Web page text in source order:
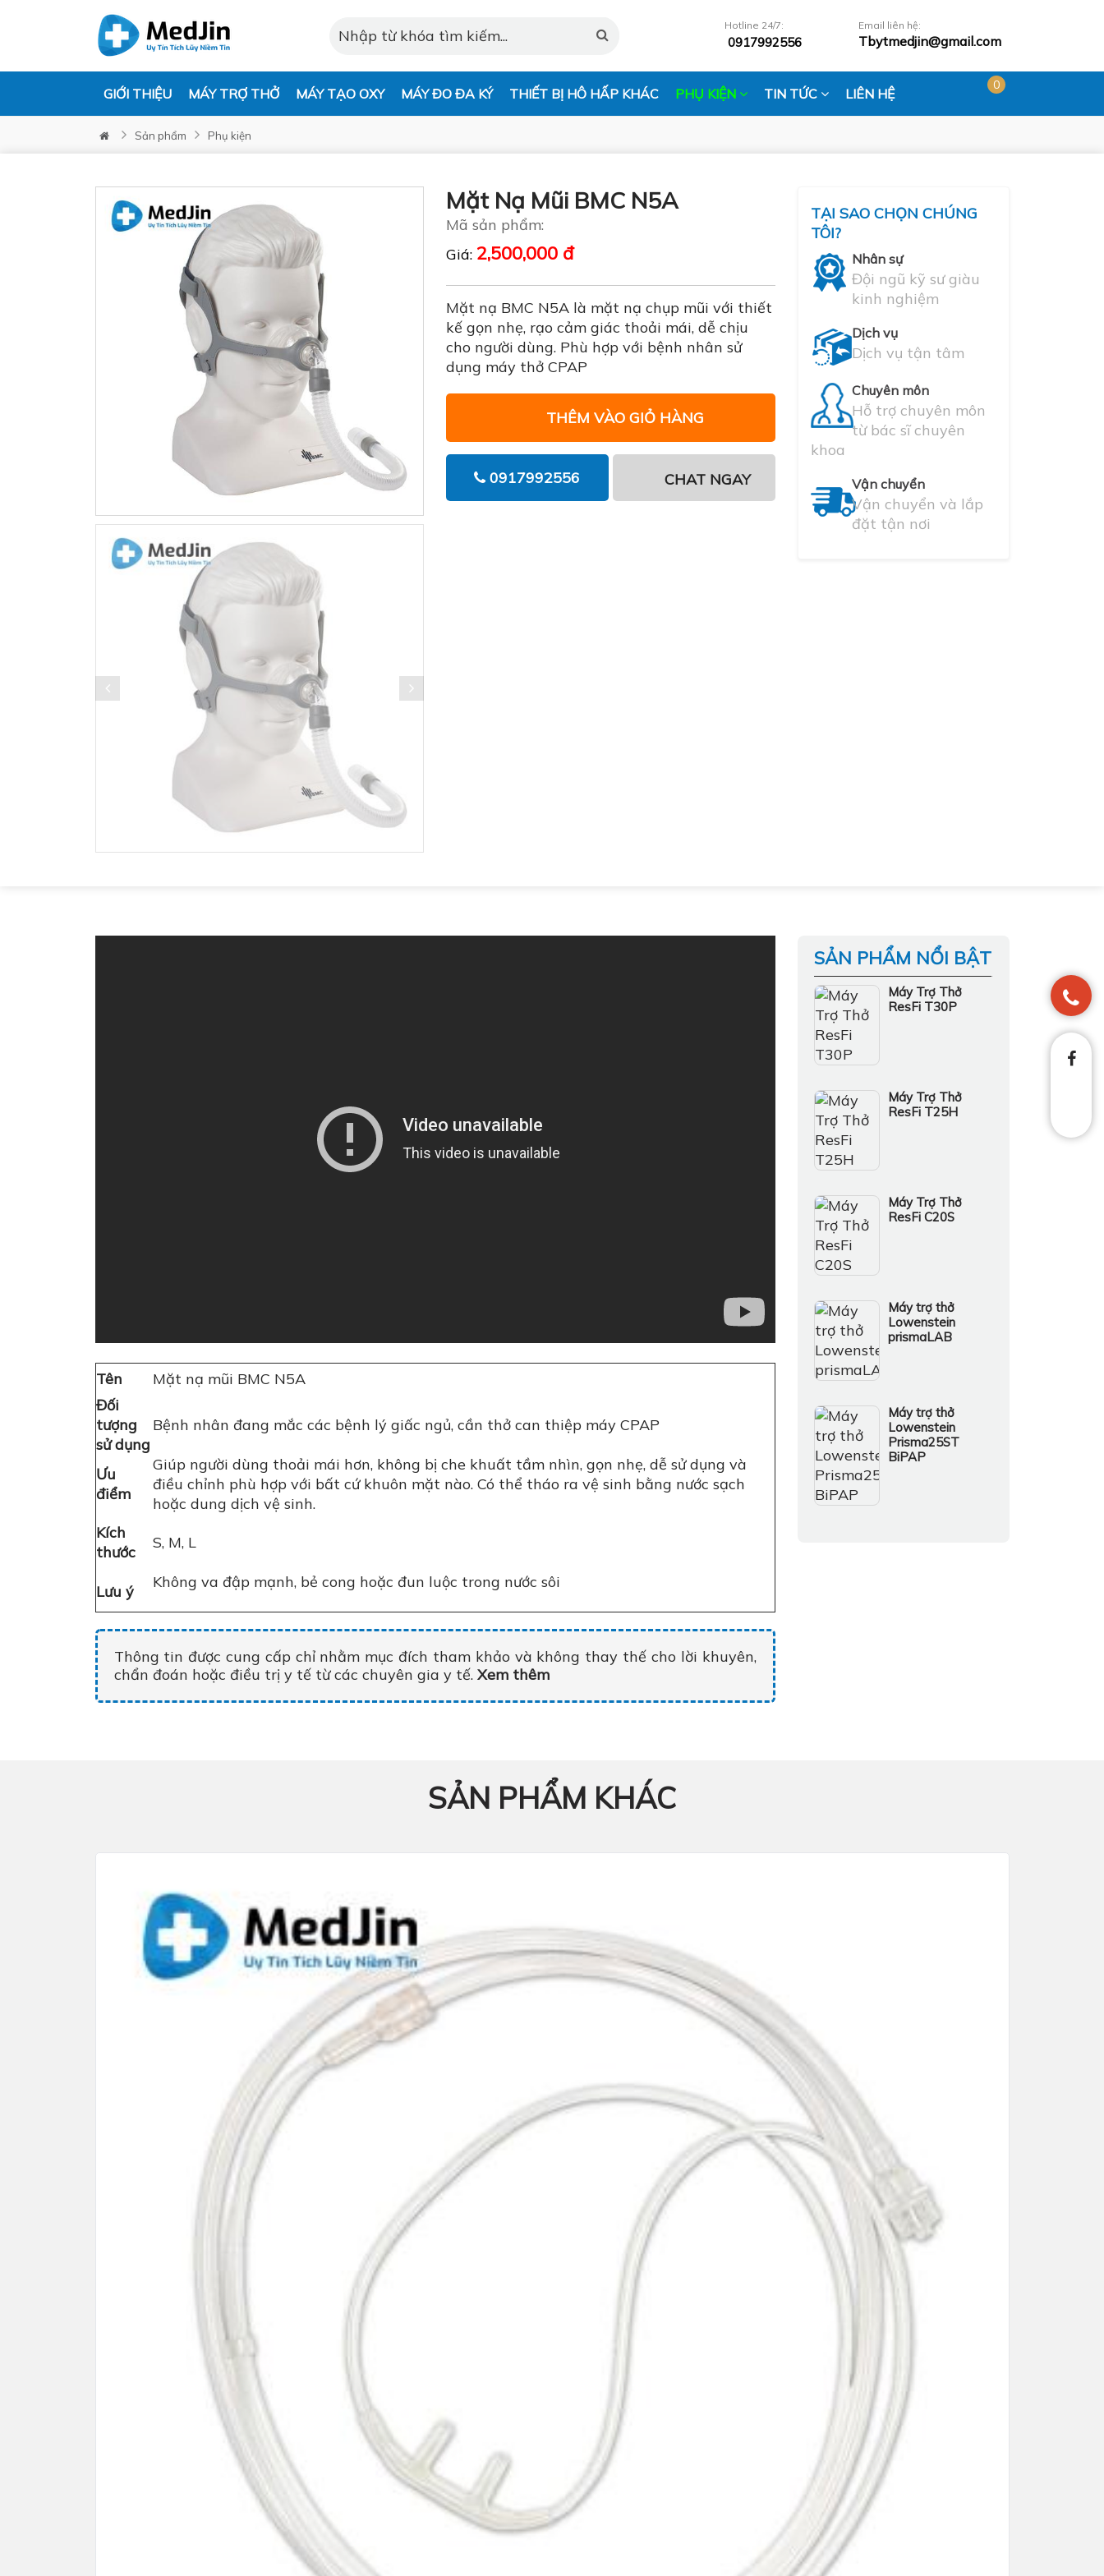
Email liên hệ:
Tbytmedjin@gmail.com
Hotline 24/7:
0917992556
GIỚI THIỆU MÁY TRỢ THỞ MÁY TẠO OXY MÁY ĐO ĐA KÝ THIẾT BỊ HÔ HẤP KHÁC PHỤ KIỆN TIN TỨC LIÊN HỆ
0
Sản phẩm Phụ kiện
Mặt Nạ Mũi BMC N5A
Mã sản phẩm:
Giá: 2,500,000 đ
Mặt nạ BMC N5A là mặt nạ chụp mũi với thiết
kế gọn nhẹ, rạo cảm giác thoải mái, dễ chịu
cho người dùng. Phù hợp với bệnh nhân sử
dụng máy thở CPAP
THÊM VÀO GIỎ HÀNG
0917992556 CHAT NGAY
TẠI SAO CHỌN CHÚNG
TÔI?
Nhân sự
Đội ngũ kỹ sư giàu
kinh nghiệm
Dịch vụ
Dịch vụ tận tâm
Chuyên môn
Hỗ trợ chuyên môn
từ bác sĩ chuyên
khoa
Vận chuyển
Vận chuyển và lắp
đặt tận nơi
Tên
Mặt nạ mũi BMC N5A
Đối
tượng
sử dụng
Bệnh nhân đang mắc các bệnh lý giấc ngủ, cần thở can thiệp máy CPAP
Ưu
điểm
Giúp người dùng thoải mái hơn, không bị che khuất tầm nhìn, gọn nhẹ, dễ sử dụng và
điều chỉnh phù hợp với bất cứ khuôn mặt nào. Có thể tháo ra vệ sinh bằng nước sạch
hoặc dung dịch vệ sinh.
Kích
thước
S, M, L
Lưu ý
Không va đập mạnh, bẻ cong hoặc đun luộc trong nước sôi
Thông tin được cung cấp chỉ nhằm mục đích tham khảo và không thay thế cho lời khuyên,
chẩn đoán hoặc điều trị y tế từ các chuyên gia y tế. Xem thêm
SẢN PHẨM NỔI BẬT
Máy Trợ Thở
ResFi T30P
Máy Trợ Thở
ResFi T25H
Máy Trợ Thở
ResFi C20S
Máy trợ thở
Lowenstein
prismaLAB
Máy trợ thở
Lowenstein
Prisma25ST
BiPAP
SẢN PHẨM KHÁC